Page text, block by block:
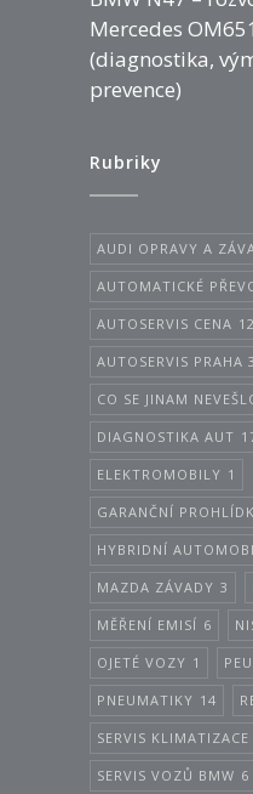
Mercedes
(diagnostika,
prevence)
Rubriky
AUDI OPRAVY A
AUTOMATICKÉ
AUTOSERVIS CENA 12
AUTOSERVIS PRAHA
CO SE JINAM
DIAGNOSTIKA AUT
ELEKTROMOBILY 1
GARANČNÍ
HYBRIDNÍ
MAZDA ZÁVADY 3
MĚŘENÍ EMISÍ 6
OJETÉ VOZY 1
PNEUMATIKY 14
SERVIS KLIMATIZACE
SERVIS VOZŮ BMW 6